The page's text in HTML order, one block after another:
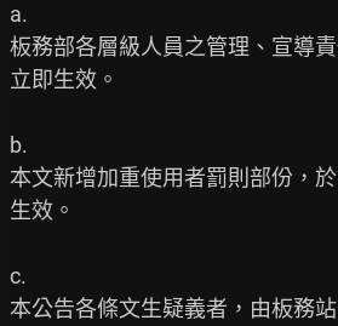
a.
板務部各層級人員之管理、宣導
立即生效。
b.
本文新增加重使用者罰則部份，
生效。
c.
本公告各條文生疑義者，由板務